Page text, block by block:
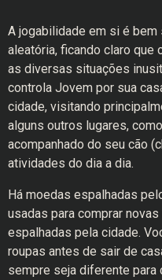
A jogabilidade em si é
aleatória, ficando claro que
as diversas situações
controla Jovem por sua
cidade, visitando
alguns outros lugares,
acompanhado do seu cão
atividades do dia a dia.
Há moedas espalhadas
usadas para comprar
espalhadas pela cidade.
roupas antes de sair de
sempre seja diferente para